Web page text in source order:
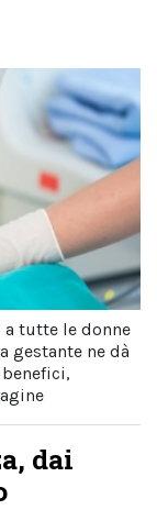
a tutte le donne
gestante ne dà
dai